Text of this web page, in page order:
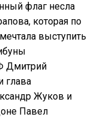
флаг несла
которая по
выступить
Дмитрий
глава
Жуков и
Павел